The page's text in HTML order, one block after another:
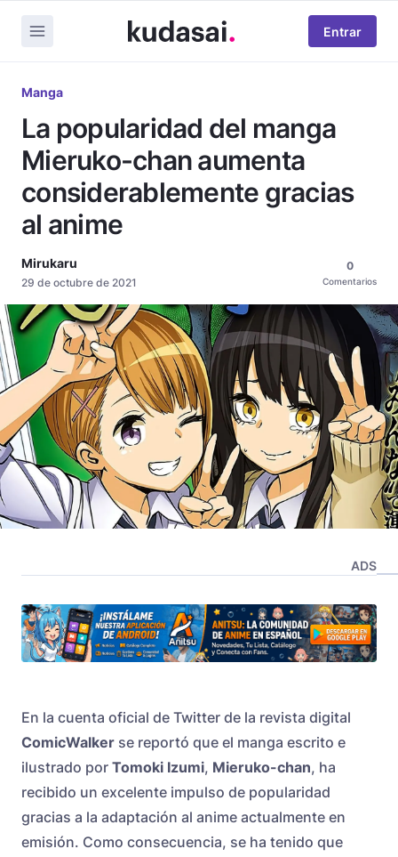
Entrar
Manga
La popularidad del manga
Mieruko-chan aumenta
considerablemente gracias
al anime
Mirukaru
29 de octubre de 2021
0
Comentarios
ADS
En la cuenta oficial de Twitter de la revista digital
ComicWalker se reportó que el manga escrito e
ilustrado por Tomoki Izumi, Mieruko-chan, ha
recibido un excelente impulso de popularidad
gracias a la adaptación al anime actualmente en
emisión. Como consecuencia, se ha tenido que